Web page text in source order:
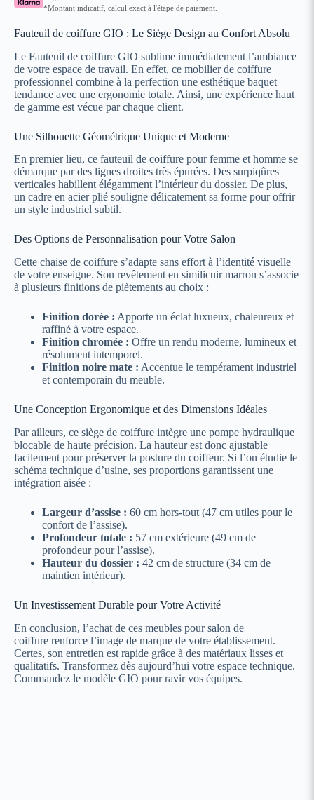
*Montant indicatif, calcul exact à l'étape de paiement.
Fauteuil de coiffure GIO : Le Siège Design au Confort Absolu
Le Fauteuil de coiffure GIO sublime immédiatement l’ambiance
de votre espace de travail. En effet, ce mobilier de coiffure
professionnel combine à la perfection une esthétique baquet
tendance avec une ergonomie totale. Ainsi, une expérience haut
de gamme est vécue par chaque client.
Une Silhouette Géométrique Unique et Moderne
En premier lieu, ce fauteuil de coiffure pour femme et homme se
démarque par des lignes droites très épurées. Des surpiqûres
verticales habillent élégamment l’intérieur du dossier. De plus,
un cadre en acier plié souligne délicatement sa forme pour offrir
un style industriel subtil.
Des Options de Personnalisation pour Votre Salon
Cette chaise de coiffure s’adapte sans effort à l’identité visuelle
de votre enseigne. Son revêtement en similicuir marron s’associe
à plusieurs finitions de piètements au choix :
Finition dorée : Apporte un éclat luxueux, chaleureux et
raffiné à votre espace.
Finition chromée : Offre un rendu moderne, lumineux et
résolument intemporel.
Finition noire mate : Accentue le tempérament industriel
et contemporain du meuble.
Une Conception Ergonomique et des Dimensions Idéales
Par ailleurs, ce siège de coiffure intègre une pompe hydraulique
blocable de haute précision. La hauteur est donc ajustable
facilement pour préserver la posture du coiffeur. Si l’on étudie le
schéma technique d’usine, ses proportions garantissent une
intégration aisée :
Largeur d’assise : 60 cm hors-tout (47 cm utiles pour le
confort de l’assise).
Profondeur totale : 57 cm extérieure (49 cm de
profondeur pour l’assise).
Hauteur du dossier : 42 cm de structure (34 cm de
maintien intérieur).
Un Investissement Durable pour Votre Activité
En conclusion, l’achat de ces meubles pour salon de
coiffure renforce l’image de marque de votre établissement.
Certes, son entretien est rapide grâce à des matériaux lisses et
qualitatifs. Transformez dès aujourd’hui votre espace technique.
Commandez le modèle GIO pour ravir vos équipes.